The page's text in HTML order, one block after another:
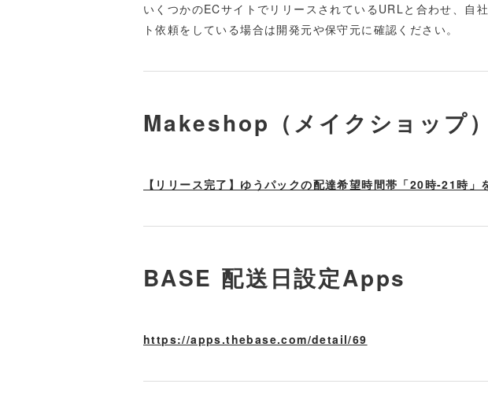
いくつかのECサイトでリリースされているURLと合わせ、自
ト依頼をしている場合は開発元や保守元に確認ください。
Makeshop（メイクショップ）
【リリース完了】ゆうパックの配達希望時間帯「20時-21時」
BASE 配送日設定Apps
https://apps.thebase.com/detail/69